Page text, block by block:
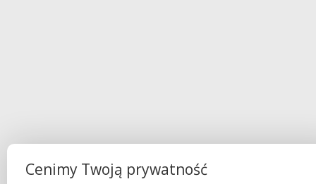
Cenimy Twoją prywatność